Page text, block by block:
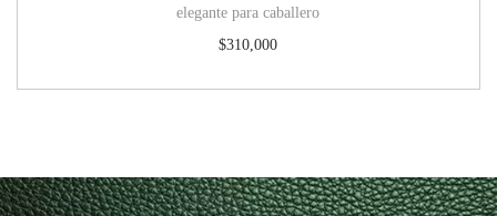
elegante para caballero
$310,000